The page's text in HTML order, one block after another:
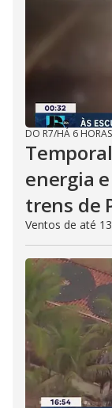
DO R7/HÁ 6 HORAS
energia
trens de
Ventos de até